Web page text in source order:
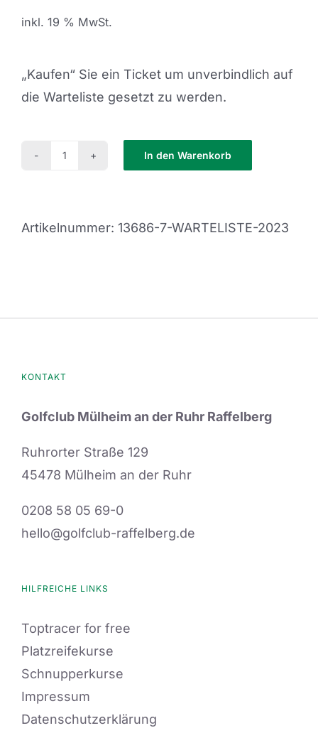
inkl. 19 % MwSt.
„Kaufen“ Sie ein Ticket um unverbindlich auf
die Warteliste gesetzt zu werden.
Warteliste
In den Warenkorb
Artikelnummer: 13686-7-WARTELISTE-2023
KONTAKT
Golfclub Mülheim an der Ruhr Raffelberg
Ruhrorter Straße 129
45478 Mülheim an der Ruhr
0208 58 05 69-0
hello@golfclub-raffelberg.de
HILFREICHE LINKS
Toptracer for free
Platzreifekurse
Schnupperkurse
Impressum
Datenschutzerklärung